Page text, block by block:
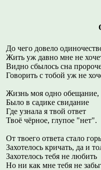
До чего довело
Жить уж давно мне не
Видно сбылось сна
Говорить с тобой уж не
Жизнь моя одно обещание,
Было в садике свидание
Где узнала я твой ответ
Твоё чёрное, глупое "нет".
От твоего ответа стало
Захотелось кричать, да и
Захотелось тебя не любить
Но ни как мне тебя не